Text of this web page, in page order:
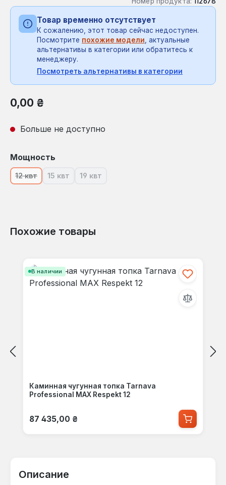
Товар временно отсутствует
К сожалению, этот товар сейчас недоступен.
Посмотрите похожие модели , актуальные
альтернативы в категории или обратитесь к
менеджеру.
Посмотреть альтернативы в категории
Обычная цена:
0,00 ₴
Больше не доступно
Выберите
Мощность
12 квт(В настоящее время эта опция недоступна.)
15 квт(В настоящее время эта опция недоступна.)
19 квт(В настоящее время эта опция
Похожие товары
В наличии
Каминная чугунная топка Tarnava
Professional MAX Respekt 12
Обычная цена:
87 435,00 ₴
Описание